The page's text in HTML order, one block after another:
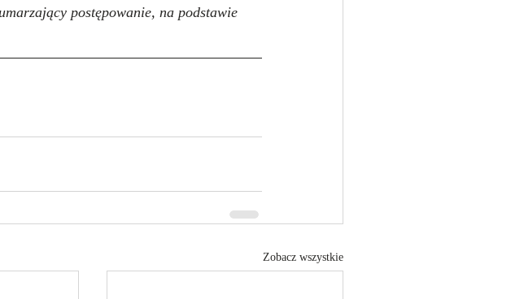
postępowanie, na podstawie
Zobacz wszystkie